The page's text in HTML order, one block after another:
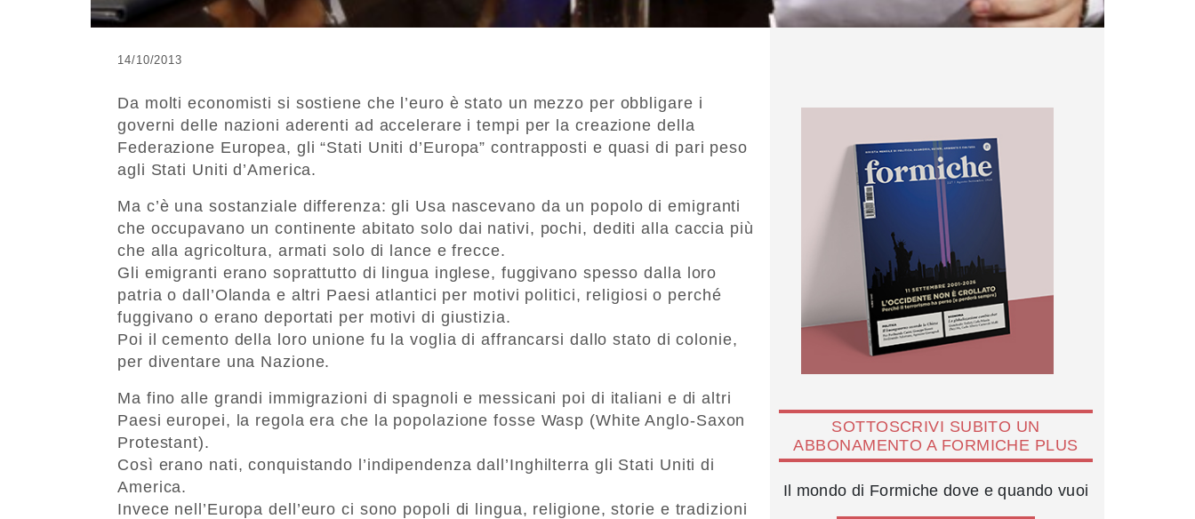
14/10/2013
Da molti economisti si sostiene che l’euro è stato un mezzo per obbligare i
governi delle nazioni aderenti ad accelerare i tempi per la creazione della
Federazione Europea, gli “Stati Uniti d’Europa” contrapposti e quasi di pari peso
agli Stati Uniti d’America.
Ma c’è una sostanziale differenza: gli Usa nascevano da un popolo di emigranti
che occupavano un continente abitato solo dai nativi, pochi, dediti alla caccia più
che alla agricoltura, armati solo di lance e frecce.
Gli emigranti erano soprattutto di lingua inglese, fuggivano spesso dalla loro
patria o dall’Olanda e altri Paesi atlantici per motivi politici, religiosi o perché
fuggivano o erano deportati per motivi di giustizia.
Poi il cemento della loro unione fu la voglia di affrancarsi dallo stato di colonie,
per diventare una Nazione.
Ma fino alle grandi immigrazioni di spagnoli e messicani poi di italiani e di altri
Paesi europei, la regola era che la popolazione fosse Wasp (White Anglo-Saxon
Protestant).
Così erano nati, conquistando l’indipendenza dall’Inghilterra gli Stati Uniti di
America.
Invece nell’Europa dell’euro ci sono popoli di lingua, religione, storie e tradizioni
SOTTOSCRIVI SUBITO UN
ABBONAMENTO A FORMICHE PLUS
Il mondo di Formiche dove e quando vuoi